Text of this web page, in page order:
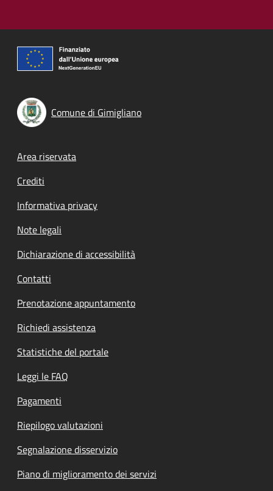
Comune di Gimigliano
Footer menu
Area riservata
Crediti
Informativa privacy
Note legali
Dichiarazione di accessibilità
Contatti
Prenotazione appuntamento
Richiedi assistenza
Statistiche del portale
Leggi le FAQ
Pagamenti
Riepilogo valutazioni
Segnalazione disservizio
Piano di miglioramento dei servizi